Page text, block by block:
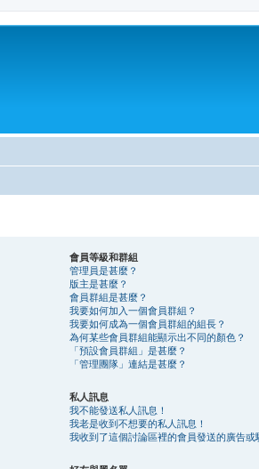
會員等級和群組
管理員是甚麼？
版主是甚麼？
會員群組是甚麼？
我要如何加入一個會員群組？
我要如何成為一個會員群組的組長？
為何某些會員群組能顯示出不同的顏色？
「預設會員群組」是甚麼？
「管理團隊」連結是甚麼？
私人訊息
我不能發送私人訊息！
我老是收到不想要的私人訊息！
我收到了這個討論區裡的會員發送的廣告或